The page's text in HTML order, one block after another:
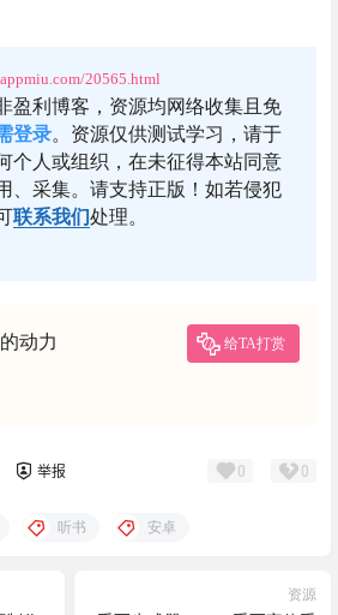
20565.html
盈利博客，资源均网络收集且免
登录。资源仅供测试学习，请于
个人或组织，在未征得本站同意
、采集。请支持正版！如若侵犯
联系我们处理。
动力 给TA打赏
举报 0 0
听书 安卓
资源